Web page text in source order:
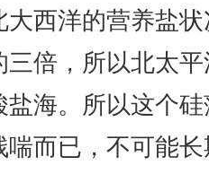
大西洋的营养盐
三倍，所以北太
盐海。所以这个
喘而已，不可能